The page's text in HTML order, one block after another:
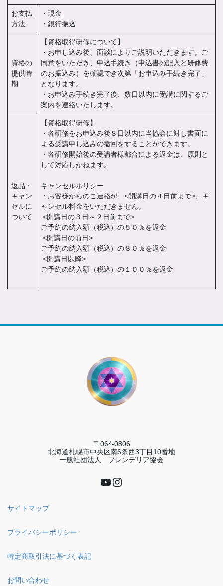
お支払
方法
・現金
・銀行振込
資格の
提供時
期
【資格取得研修について】
・お申し込み後、面談によりご説明いただきます。ご
同意をいただき、申込手続き（申込書の記入と研修費
のお振込み）を確認でき次第「お申込み手続き完了」
となります。
・お申込み手続き完了後、数日以内に受講に関するご
案内を連絡いたします。
返品・
キャン
セルに
ついて
【資格取得研修】
・各研修をお申込み後８日以内に当協会に対し書面に
よる受講申し込みの撤回をすることができます。
・各研修開始後の受講者様都合による返金は、原則と
して対応しかねます。
キャンセルポリシー
・お客様からのご連絡が、<開講日の４日前まで>、キ
ャンセル料金をいただきません。
<開講日の３日～２日前まで>
ご予約の納入額（税込）の５０％を返金
<開講日の前日>
ご予約の納入額（税込）の８０％を返金
<開講日以降>
ご予約の納入額（税込）の１００％を返金
〒064-0806
北海道札幌市中央区南6条西3丁目10番地
一般社団法人 フレンデリア協会
YouTube
Instagram
サイトマップ
プライバシーポリシー
特定商取引法に基づく表記
お問い合わせ